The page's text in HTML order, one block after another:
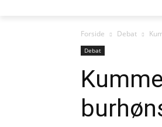
Forside Debat
Debat